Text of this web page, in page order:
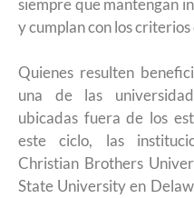
siempre que mantengan
y cumplan con los
Quienes resulten
una de las
ubicadas fuera de los
este ciclo, las
Christian Brothers
State University en